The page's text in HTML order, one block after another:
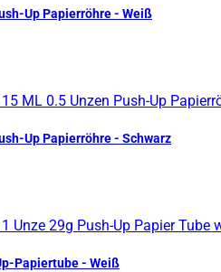
Up Papierröhre - Weiß
Up Papierröhre - Schwarz
Papiertube - Weiß